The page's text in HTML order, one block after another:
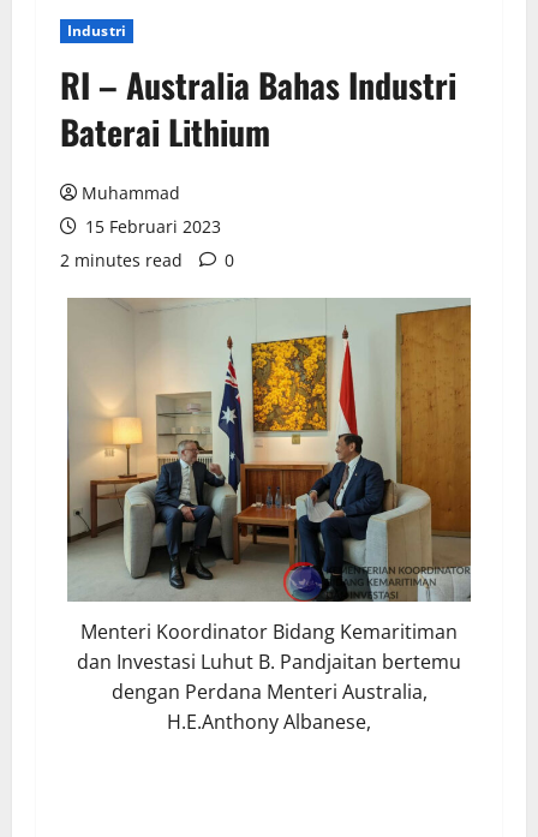
Industri
RI – Australia Bahas Industri
Baterai Lithium
Muhammad
15 Februari 2023
2 minutes read
0
Menteri Koordinator Bidang Kemaritiman
dan Investasi Luhut B. Pandjaitan bertemu
dengan Perdana Menteri Australia,
H.E.Anthony Albanese,